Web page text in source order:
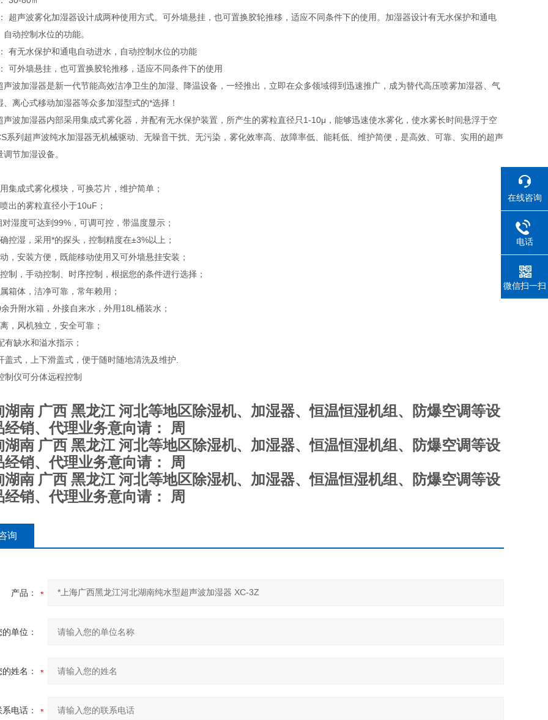
超声波雾化加湿器设计成两种使用方式。可外墙悬挂，也可置换胶轮推移，适应不同条件下的使用。加湿器设计有无水保护和通电
动控制水位的功能。
有无水保护和通电自动进水，自动控制水位的功能
可外墙悬挂，也可置换胶轮推移，适应不同条件下的使用
声波加湿器是新一代节能高效洁净卫生的加湿、降温设备，一经推出，立即在众多领域得到迅速推广，成为替代高压喷雾加湿器、气
、离心式移动加湿器等众多加湿型式的*选择！
声波加湿器内部采用集成式雾化器，并配有无水保护装置，所产生的雾粒直径只1-10μ，能够迅速使水雾化，使水雾长时间悬浮于空
系列超声波纯水加湿器无机械驱动、无噪音干扰、无污染，雾化效率高、故障率低、能耗低、维护简便，是高效、可靠、实用的超声
节加湿设备。
集成式雾化模块，可换芯片，维护简单；
出的雾粒直径小于10uF；
湿度可达到99%，可调可控，带温度显示；
控湿，采用*的探头，控制精度在±3%以上；
，安装方便，既能移动使用又可外墙悬挂安装；
制，手动控制、时序控制，根据您的条件进行选择；
箱体，洁净可靠，常年赖用；
升附水箱，外接自来水，外用18L桶装水；
，风机独立，安全可靠；
有缺水和溢水指示；
盖式，上下滑盖式，便于随时随地清洗及维护.
制仪可分体远程控制
湖南 广西 黑龙江 河北等地区除湿机、加湿器、恒温恒湿机组、防爆空调等设
经销、代理业务意向请： 周
湖南 广西 黑龙江 河北等地区除湿机、加湿器、恒温恒湿机组、防爆空调等设
经销、代理业务意向请： 周
湖南 广西 黑龙江 河北等地区除湿机、加湿器、恒温恒湿机组、防爆空调等设
经销、代理业务意向请： 周
询
产品：
的单位：
的姓名：
系电话：
在线咨询
电话
微信扫一扫